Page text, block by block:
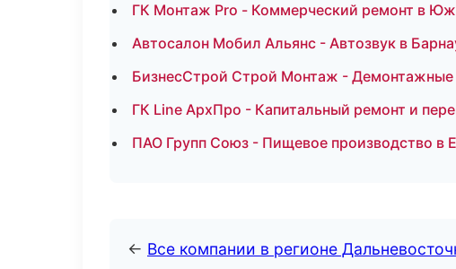
ГК Монтаж Pro - Коммерческий ремонт в
Автосалон Мобил Альянс - Автозвук в
БизнесСтрой Строй Монтаж - Демонтажные
ГК Line АрхПро - Капитальный ремонт и
ПАО Групп Союз - Пищевое производство в
← Все компании в регионе